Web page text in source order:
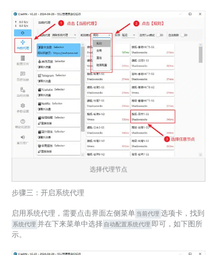
选择代理节点
步骤三：开启系统代理
启用系统代理，需要点击界面左侧菜单 当前代理 选项卡，找到
系统代理 并在下来菜单中选择 自动配置系统代理 即可，如下图所
示。